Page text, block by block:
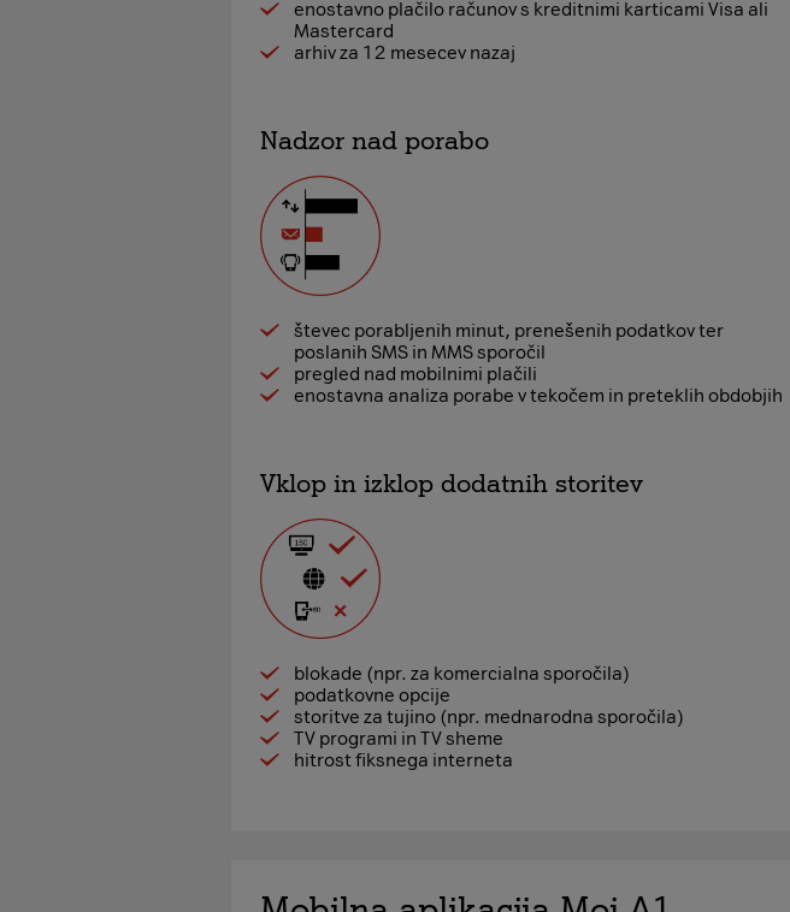
enostavno plačilo računov s kreditnimi karticami Visa ali
Mastercard
arhiv za 12 mesecev nazaj
Nadzor nad porabo
števec porabljenih minut, prenešenih podatkov ter
poslanih SMS in MMS sporočil
pregled nad mobilnimi plačili
enostavna analiza porabe v tekočem in preteklih obdobjih
Vklop in izklop dodatnih storitev
blokade (npr. za komercialna sporočila)
podatkovne opcije
storitve za tujino (npr. mednarodna sporočila)
TV programi in TV sheme
hitrost fiksnega interneta